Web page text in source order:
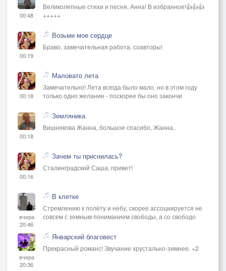
00:48
Великолепные стихи и песня, Анна! В избранное!👍👍👍
+++++
00:19
Возьми мое сердце
Браво, замечательная работа, соавторы!
00:18
Маловато лета
Замечательно! Лета всегда было мало, но в этом году
только одно желание - поскорее бы оно закончи
00:18
Земляника
Вишнякова Жанна, большое спасибо, Жанна..
00:16
Зачем ты приснилась?
Сталинградский Саша, привет!
вчера
20:46
В клетке
Стремлению к полёту и небу, скорее ассоциируется не
совсем с земным пониманием свободы, а со свободо
вчера
20:36
Январский благовест
Прекрасный романс! Звучание хрустально-зимнее. +2